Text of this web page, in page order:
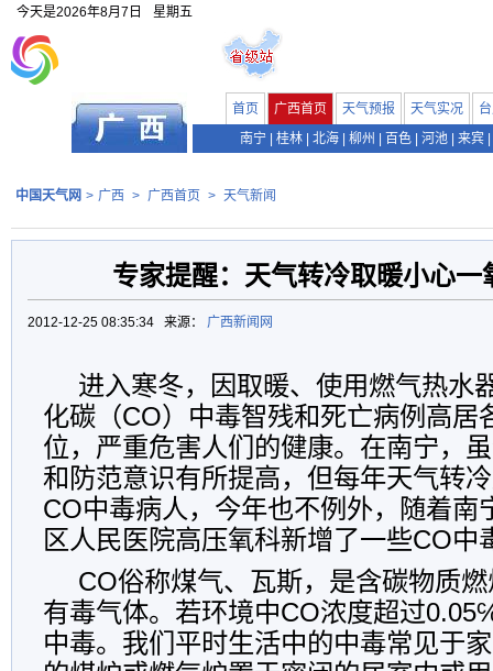
今天是2026年8月7日 星期五
首页 广西首页 天气预报 天气实况
南宁
桂林 北海 柳州 百色 河池 来宾
中国天气网 > 广西 > 广西首页 > 天气新闻
专家提醒：天气转冷取暖小心一
2012-12-25 08:35:34 来源： 广西新闻网
进入寒冬，因取暖、使用燃气热水
化碳（CO）中毒智残和死亡病例高居
位，严重危害人们的健康。在南宁，
和防范意识有所提高，但每年天气转
CO中毒病人，今年也不例外，随着南
区人民医院高压氧科新增了一些CO中
CO俗称煤气、瓦斯，是含碳物质
有毒气体。若环境中CO浓度超过
中毒。我们平时生活中的中毒常见于